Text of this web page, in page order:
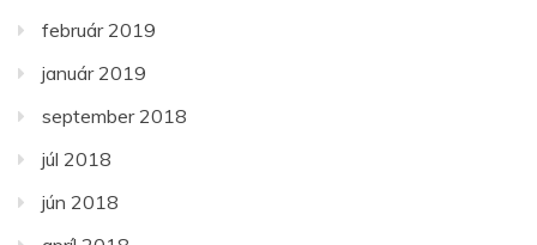
február 2019
január 2019
september 2018
júl 2018
jún 2018